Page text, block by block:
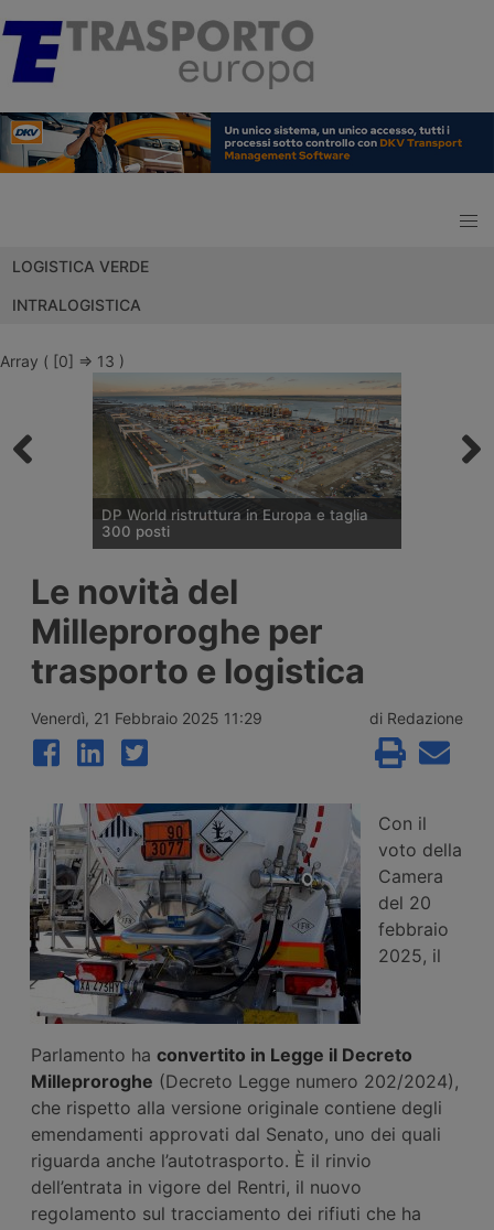
LOGISTICA VERDE
INTRALOGISTICA
Array ( [0] => 13 )
DP World ristruttura in Europa e taglia
300 posti
attività europee dopo l’uscita di tre dirigenti
senior, mentre Londra e Anversa registrano
volumi record e il gruppo prosegue gli
investimenti tra Svizzera, Golfo, Siria e
Regno Unito.
Le novità del
Milleproroghe per
trasporto e logistica
Venerdì, 21 Febbraio 2025 11:29 di Redazione
Con il
voto della
Camera
del 20
febbraio
2025, il
Parlamento ha convertito in Legge il Decreto
Milleproroghe (Decreto Legge numero 202/2024),
che rispetto alla versione originale contiene degli
emendamenti approvati dal Senato, uno dei quali
riguarda anche l’autotrasporto. È il rinvio
dell’entrata in vigore del Rentri, il nuovo
regolamento sul tracciamento dei rifiuti che ha